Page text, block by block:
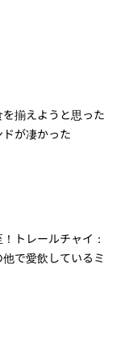
揃えようと思った
が凄かった
トレールチャイ：
で愛飲しているミ